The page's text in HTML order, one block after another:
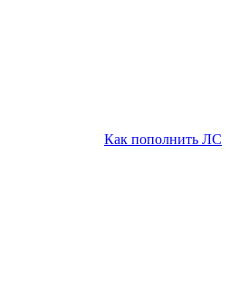
Как пополнить ЛС